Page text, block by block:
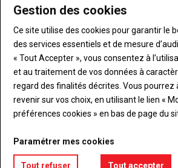
Body
Connectez-vous à votre
de votre
Lien
"Créer
un
nouveau
compte"
Je m'inscrit
Lien
"Réinitialiser
votre
mot
passe"
Réinitialiser votre mot de
Lien
"Je
connecte"
Je me connecte
Gestion des cookies
Ce site utilise des cookies pour garantir le
des services essentiels et de mesure
« Tout Accepter », vous consentez à
et au traitement de vos données à
regard des finalités décrites. Vous
revenir sur vos choix, en utilisant le lien «
préférences cookies » en bas de page du
Paramétrer mes cookies
Tout refuser Tout accepter